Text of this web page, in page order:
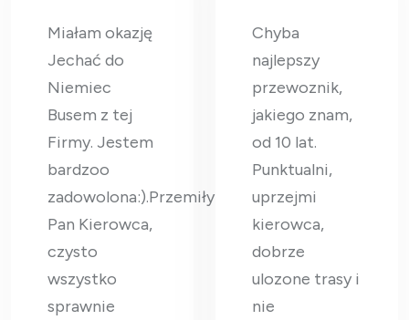
Miałam okazję
Jechać do
Niemiec
Busem z tej
Firmy. Jestem
bardzoo
zadowolona:).Przemiły
Pan Kierowca,
czysto
wszystko
sprawnie
Chyba
najlepszy
przewoznik,
jakiego znam,
od 10 lat.
Punktualni,
uprzejmi
kierowca,
dobrze
ulozone trasy i
nie